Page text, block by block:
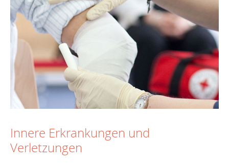
Innere Erkrankungen und
Verletzungen